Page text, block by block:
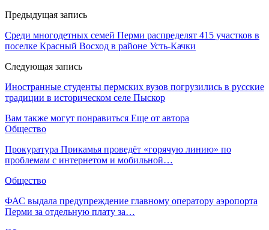
Предыдущая запись
Среди многодетных семей Перми распределят 415 участков в
поселке Красный Восход в районе Усть-Качки
Следующая запись
Иностранные студенты пермских вузов погрузились в русские
традиции в историческом селе Пыскор
Вам также могут понравиться Еще от автора
Общество
Прокуратура Прикамья проведёт «горячую линию» по
проблемам с интернетом и мобильной…
Общество
ФАС выдала предупреждение главному оператору аэропорта
Перми за отдельную плату за…